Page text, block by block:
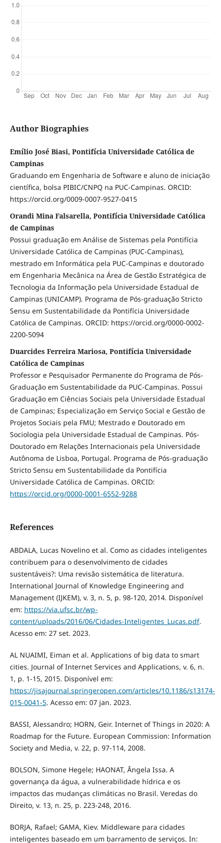
Author Biographies
Emílio José Biasi, Pontifícia Universidade Católica de
Campinas
Graduando em Engenharia de Software e aluno de iniciação
científica, bolsa PIBIC/CNPQ na PUC-Campinas. ORCID:
https://orcid.org/0009-0007-9527-0415
Orandi Mina Falsarella, Pontifícia Universidade Católica
de Campinas
Possui graduação em Análise de Sistemas pela Pontifícia
Universidade Católica de Campinas (PUC-Campinas),
mestrado em Informática pela PUC-Campinas e doutorado
em Engenharia Mecânica na Área de Gestão Estratégica de
Tecnologia da Informação pela Universidade Estadual de
Campinas (UNICAMP). Programa de Pós-graduação Stricto
Sensu em Sustentabilidade da Pontifícia Universidade
Católica de Campinas. ORCID: https://orcid.org/0000-0002-
2200-5094
Duarcides Ferreira Mariosa, Pontifícia Universidade
Católica de Campinas
Professor e Pesquisador Permanente do Programa de Pós-
Graduação em Sustentabilidade da PUC-Campinas. Possui
Graduação em Ciências Sociais pela Universidade Estadual
de Campinas; Especialização em Serviço Social e Gestão de
Projetos Sociais pela FMU; Mestrado e Doutorado em
Sociologia pela Universidade Estadual de Campinas. Pós-
Doutorado em Relações Internacionais pela Universidade
Autônoma de Lisboa, Portugal. Programa de Pós-graduação
Stricto Sensu em Sustentabilidade da Pontifícia
Universidade Católica de Campinas. ORCID:
https://orcid.org/0000-0001-6552-9288
References
ABDALA, Lucas Novelino et al. Como as cidades inteligentes
contribuem para o desenvolvimento de cidades
sustentáveis?: Uma revisão sistemática de literatura.
International Journal of Knowledge Engineering and
Management (IJKEM), v. 3, n. 5, p. 98-120, 2014. Disponível
em: https://via.ufsc.br/wp-
content/uploads/2016/06/Cidades-Inteligentes_Lucas.pdf.
Acesso em: 27 set. 2023.
AL NUAIMI, Eiman et al. Applications of big data to smart
cities. Journal of Internet Services and Applications, v. 6, n.
1, p. 1-15, 2015. Disponível em:
https://jisajournal.springeropen.com/articles/10.1186/s13174-
015-0041-5. Acesso em: 07 jan. 2023.
BASSI, Alessandro; HORN, Geir. Internet of Things in 2020: A
Roadmap for the Future. European Commission: Information
Society and Media, v. 22, p. 97-114, 2008.
BOLSON, Simone Hegele; HAONAT, Ângela Issa. A
governança da água, a vulnerabilidade hídrica e os
impactos das mudanças climáticas no Brasil. Veredas do
Direito, v. 13, n. 25, p. 223-248, 2016.
BORJA, Rafael; GAMA, Kiev. Middleware para cidades
inteligentes baseado em um barramento de serviços. In: